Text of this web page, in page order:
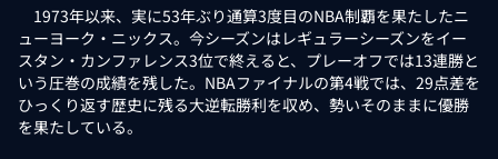
1973年以来、実に53年ぶり通算3度目のNBA制覇を果たしたニ
ューヨーク・ニックス。今シーズンはレギュラーシーズンをイー
スタン・カンファレンス3位で終えると、プレーオフでは13連勝と
いう圧巻の成績を残した。NBAファイナルの第4戦では、29点差を
ひっくり返す歴史に残る大逆転勝利を収め、勢いそのままに優勝
を果たしている。